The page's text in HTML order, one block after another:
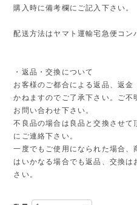
購入時に備考欄にご記入下さい。
配送方法はヤマト運輸宅急便コン
・返品・交換について
お客様のご都合による返品、返金
かねますのでご了承下さい。ご不
お問い合わせ下さい。
不良品の場合は良品と交換させて
にご連絡下さい。
一度でもご使用になられた場合、
はいかなる場合でも返品、交換
さい。